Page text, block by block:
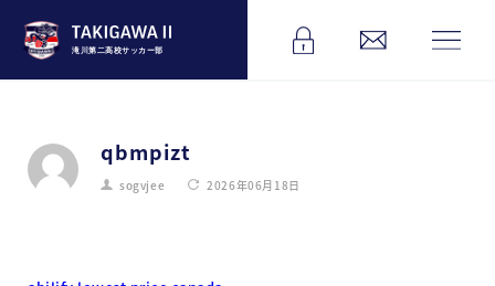
滝川第二高校サッカー部
qbmpizt
sogvjee 2026年06月18日